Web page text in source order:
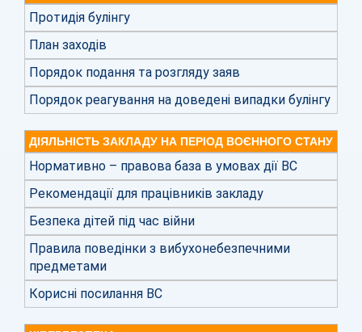
Протидія булінгу
План заходів
Порядок подання та розгляду заяв
Порядок реагування на доведені випадки булінгу
ДІЯЛЬНІСТЬ ЗАКЛАДУ НА ПЕРІОД ВОЄННОГО СТАНУ
Нормативно – правова база в умовах дії ВС
Рекомендації для працівників закладу
Безпека дітей під час війни
Правила поведінки з вибухонебезпечними
предметами
Корисні посилання ВС